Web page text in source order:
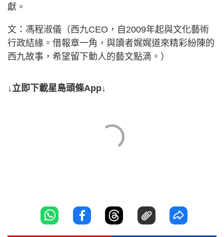
獻。
文：馮程淑儀（西九CEO，自2009年起與文化藝術
行政結緣。借報章一角，與讀者娓娓道來精彩紛陳的
西九故事，希望留下動人的藝文點滴。）
↓立即下載星島頭條App↓